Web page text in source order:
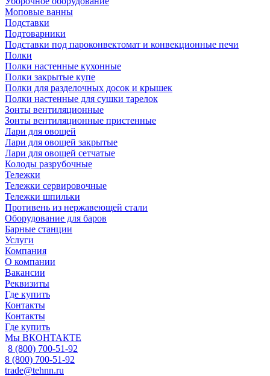
Моповые ванны
Подставки
Подтоварники
Подставки под пароконвектомат и конвекционные печи
Полки
Полки настенные кухонные
Полки закрытые купе
Полки для разделочных досок и крышек
Полки настенные для сушки тарелок
Зонты вентиляционные
Зонты вентиляционные пристенные
Лари для овощей
Лари для овощей закрытые
Лари для овощей сетчатые
Колоды разрубочные
Тележки
Тележки сервировочные
Тележки шпильки
Противень из нержавеющей стали
Оборудование для баров
Барные станции
Услуги
Компания
О компании
Вакансии
Реквизиты
Где купить
Контакты
Контакты
Где купить
Мы ВКОНТАКТЕ
8 (800) 700-51-92
8 (800) 700-51-92
trade@tehnn.ru